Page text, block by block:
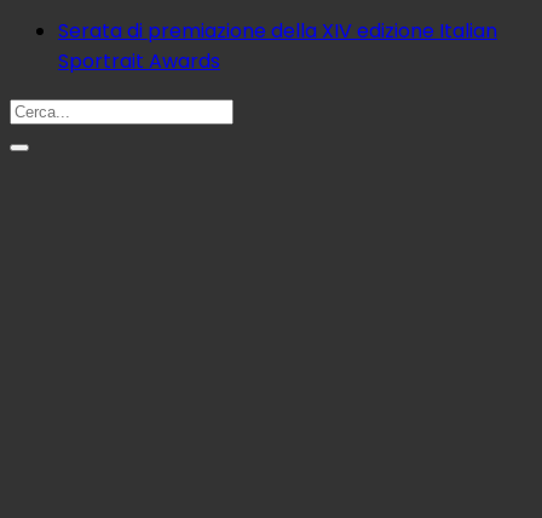
Serata di premiazione della XIV edizione Italian
Sportrait Awards